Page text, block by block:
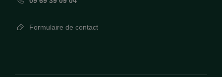
Formulaire de contact